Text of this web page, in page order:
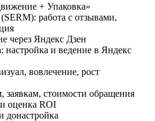
+ Упаковка»
работа с отзывами,
через Яндекс Дзен
настройка и ведение в Яндекс
вовлечение, рост
заявкам, стоимости обращения
оценка ROI
донастройка